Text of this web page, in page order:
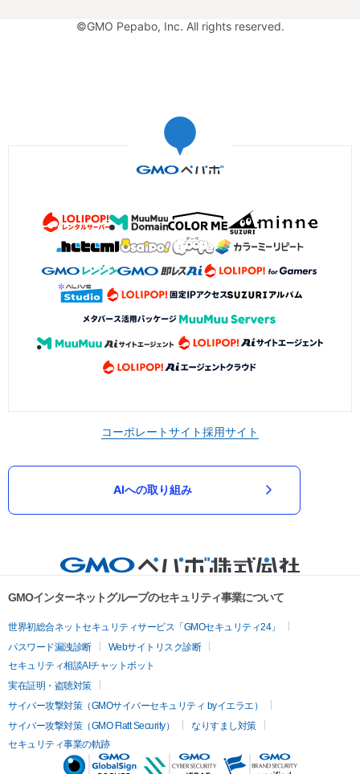
©GMO Pepabo, Inc. All rights reserved.
コーポレートサイト採用サイト
AIへの取り組み
GMOインターネットグループのセキュリティ事業について
世界初総合ネットセキュリティサービス「GMOセキュリティ24」
パスワード漏洩診断
Webサイトリスク診断
セキュリティ相談AIチャットボット
実在証明・盗聴対策
サイバー攻撃対策（GMOサイバーセキュリティ byイエラエ）
サイバー攻撃対策（GMO Flatt Security）
なりすまし対策
セキュリティ事業の軌跡